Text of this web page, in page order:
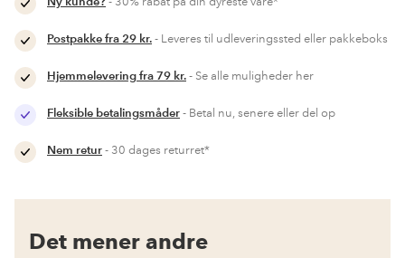
Postpakke fra 29 kr.- Leveres til udleveringssted eller pakkeboks
Hjemmelevering fra 79 kr.- Se alle muligheder her
Fleksible betalingsmåder- Betal nu, senere eller del op
Nem retur- 30 dages returret*
Det mener andre